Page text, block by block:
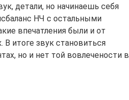
детали, но начинаешь себя
НЧ с остальными
впечатления были и от
итоге звук становиться
но и нет той вовлечености в